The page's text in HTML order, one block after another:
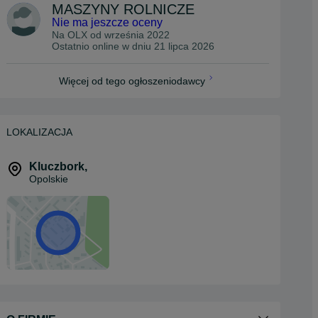
MASZYNY ROLNICZE
Nie ma jeszcze oceny
Na OLX od września 2022
Ostatnio online w dniu 21 lipca 2026
Więcej od tego ogłoszeniodawcy
LOKALIZACJA
Kluczbork,
Opolskie